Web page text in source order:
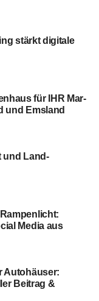
stärkt digi­ta­le
für IHR Mar­
und Emsland
und Land­
Media aus
Auto­häu­ser:
Bei­trag &